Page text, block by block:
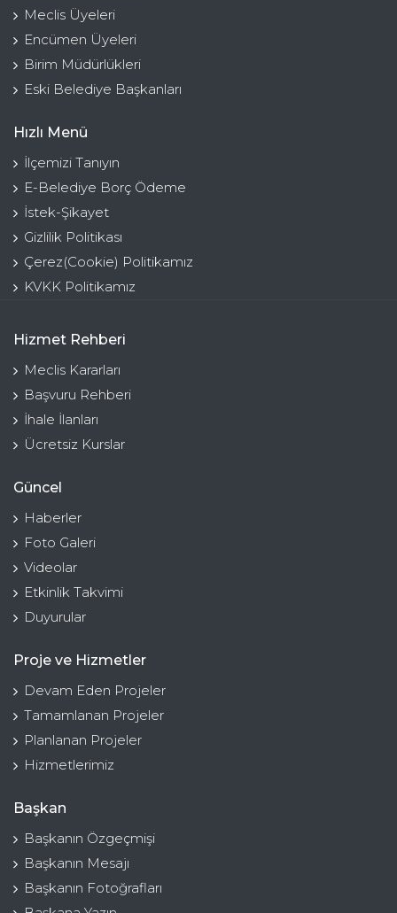
Meclis Üyeleri
Encümen Üyeleri
Birim Müdürlükleri
Eski Belediye Başkanları
Hızlı Menü
İlçemizi Tanıyın
E-Belediye Borç Ödeme
İstek-Şikayet
Gizlilik Politikası
Çerez(Cookie) Politikamız
KVKK Politikamız
Hizmet Rehberi
Meclis Kararları
Başvuru Rehberi
İhale İlanları
Ücretsiz Kurslar
Güncel
Haberler
Foto Galeri
Videolar
Etkinlik Takvimi
Duyurular
Proje ve Hizmetler
Devam Eden Projeler
Tamamlanan Projeler
Planlanan Projeler
Hizmetlerimiz
Başkan
Başkanın Özgeçmişi
Başkanın Mesajı
Başkanın Fotoğrafları